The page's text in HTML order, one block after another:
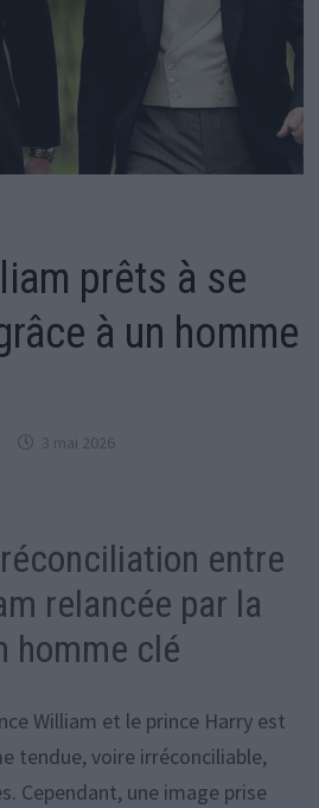
prêts à se
à un homme
3 mai 2026
entre
relancée par la
homme clé
William et le prince Harry est
tendue, voire irréconciliable,
Cependant, une image prise